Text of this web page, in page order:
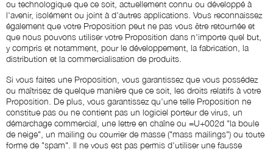
ou technologique que ce soit, actuellement connu ou développé à
l'avenir, isolément ou joint à d'autres applications. Vous reconnaissez
également que votre Proposition peut ne pas vous être retournée et
que nous pouvons utiliser votre Proposition dans n'importe quel but,
y compris et notamment, pour le développement, la fabrication, la
distribution et la commercialisation de produits.
Si vous faites une Proposition, vous garantissez que vous possédez
ou maîtrisez de quelque manière que ce soit, les droits relatifs à votre
Proposition. De plus, vous garantissez qu'une telle Proposition ne
constitue pas ou ne contient pas un logiciel porteur de virus, un
démarchage commercial, une lettre en chaîne ou =U+002d "la boule
de neige", un mailing ou courrier de masse ("mass mailings") ou toute
forme de "spam". Il ne vous est pas permis d'utiliser une fausse